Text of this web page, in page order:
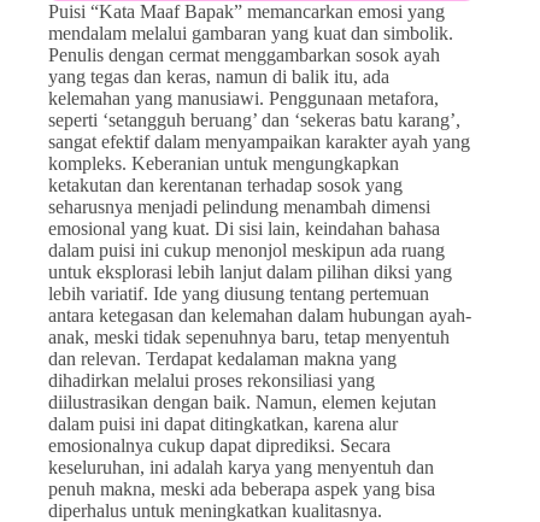
Puisi “Kata Maaf Bapak” memancarkan emosi yang
mendalam melalui gambaran yang kuat dan simbolik.
Penulis dengan cermat menggambarkan sosok ayah
yang tegas dan keras, namun di balik itu, ada
kelemahan yang manusiawi. Penggunaan metafora,
seperti ‘setangguh beruang’ dan ‘sekeras batu karang’,
sangat efektif dalam menyampaikan karakter ayah yang
kompleks. Keberanian untuk mengungkapkan
ketakutan dan kerentanan terhadap sosok yang
seharusnya menjadi pelindung menambah dimensi
emosional yang kuat. Di sisi lain, keindahan bahasa
dalam puisi ini cukup menonjol meskipun ada ruang
untuk eksplorasi lebih lanjut dalam pilihan diksi yang
lebih variatif. Ide yang diusung tentang pertemuan
antara ketegasan dan kelemahan dalam hubungan ayah-
anak, meski tidak sepenuhnya baru, tetap menyentuh
dan relevan. Terdapat kedalaman makna yang
dihadirkan melalui proses rekonsiliasi yang
diilustrasikan dengan baik. Namun, elemen kejutan
dalam puisi ini dapat ditingkatkan, karena alur
emosionalnya cukup dapat diprediksi. Secara
keseluruhan, ini adalah karya yang menyentuh dan
penuh makna, meski ada beberapa aspek yang bisa
diperhalus untuk meningkatkan kualitasnya.